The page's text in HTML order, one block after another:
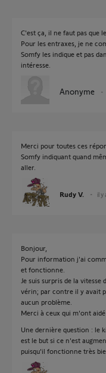
C'est ça, il ne faut pas que
Pour les entraxes, je ne
Somfy les indique et pas
intéresse.
Anonyme
Merci pour toutes ces
Somfy indiquant quand
aller.
Rudy V. il y
Bonjour,
Pour information j'ai
et fonctionne.
Je suis surpris de la
vérin; par contre il y avait
aucun problème.
Merci à ceux qui m'ont
Une dernière question : le
est le but si ce n'est
puisqu'il fonctionne très